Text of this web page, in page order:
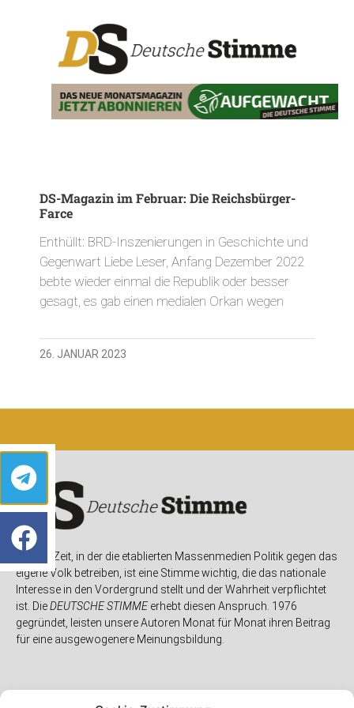
DS-Magazin im Februar: Die Reichsbürger-
Farce
Enthüllt: BRD-Inszenierungen in Geschichte und
Gegenwart Liebe Leser, Anfang Dezember 2022
bebte wieder einmal die Republik oder besser
gesagt, es gab einen medialen Orkan wegen
26. JANUAR 2023
In einer Zeit, in der die etablierten Massenmedien Politik gegen das
eigene Volk betreiben, ist eine Stimme wichtig, die das nationale
Interesse in den Vordergrund stellt und der Wahrheit verpflichtet
ist. DieDEUTSCHE STIMMEerhebt diesen Anspruch. 1976
gegründet, leisten unsere Autoren Monat für Monat ihren Beitrag
für eine ausgewogenere Meinungsbildung.